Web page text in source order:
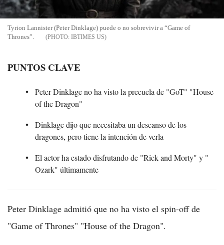
Tyrion Lannister (Peter Dinklage) puede o no sobrevivir a “Game of
Thrones”.
IBTIMES US
PUNTOS CLAVE
Peter Dinklage no ha visto la precuela de "GoT" "House
of the Dragon"
Dinklage dijo que necesitaba un descanso de los
dragones, pero tiene la intención de verla
El actor ha estado disfrutando de "Rick and Morty" y "
Ozark" últimamente
Peter Dinklage admitió que no ha visto el spin-off de
"Game of Thrones" "House of the Dragon".